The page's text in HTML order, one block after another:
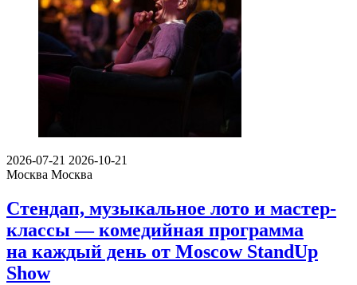
2026-07-21 2026-10-21
Москва Москва
Стендап, музыкальное лото и мастер-
классы — комедийная программа
на каждый день от Moscow StandUp
Show